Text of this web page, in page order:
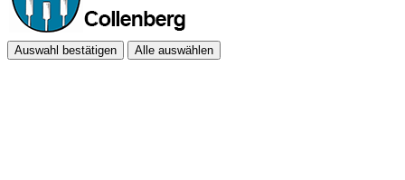
Auswahl bestätigen Alle auswählen